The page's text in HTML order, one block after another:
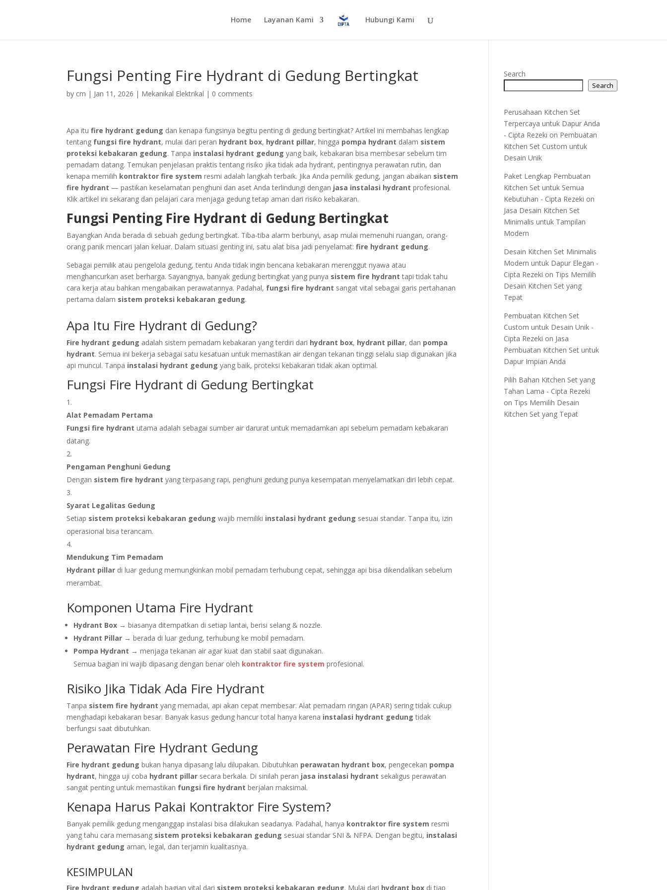
Home Layanan Kami Hubungi Kami
Fungsi Penting Fire Hydrant di Gedung Bertingkat
by crn | Jan 11, 2026 | Mekanikal Elektrikal | 0 comments
Apa itufire hydrant gedung dan kenapa fungsinya begitu penting di gedung bertingkat? Artikel ini membahas lengkap
tentang fungsi fire hydrant, mulai dari peran hydrant box, hydrant pillar, hingga pompa hydrant dalam sistem
proteksi kebakaran gedung. Tanpa instalasi hydrant gedung yang baik, kebakaran bisa membesar sebelum tim
pemadam datang. Temukan penjelasan praktis tentang risiko jika tidak ada hydrant, pentingnya perawatan rutin, dan
kenapa memilih kontraktor fire system resmi adalah langkah terbaik. Jika Anda pemilik gedung, jangan abaikan sistem
fire hydrant — pastikan keselamatan penghuni dan aset Anda terlindungi dengan jasa instalasi hydrant profesional.
Klik artikel ini sekarang dan pelajari cara menjaga gedung tetap aman dari risiko kebakaran.
Fungsi Penting Fire Hydrant di Gedung Bertingkat
Bayangkan Anda berada di sebuah gedung bertingkat. Tiba-tiba alarm berbunyi, asap mulai memenuhi ruangan, orang-
orang panik mencari jalan keluar. Dalam situasi genting ini, satu alat bisa jadi penyelamat:fire hydrant gedung.
Sebagai pemilik atau pengelola gedung, tentu Anda tidak ingin bencana kebakaran merenggut nyawa atau
menghancurkan aset berharga. Sayangnya, banyak gedung bertingkat yang punya sistem fire hydrant tapi tidak tahu
cara kerja atau bahkan mengabaikan perawatannya. Padahal, fungsi fire hydrant sangat vital sebagai garis pertahanan
pertama dalam sistem proteksi kebakaran gedung.
Apa Itu Fire Hydrant di Gedung?
Fire hydrant gedung adalah sistem pemadam kebakaran yang terdiri dari hydrant box, hydrant pillar, dan pompa
hydrant. Semua ini bekerja sebagai satu kesatuan untuk memastikan air dengan tekanan tinggi selalu siap digunakan jika
api muncul. Tanpa instalasi hydrant gedung yang baik, proteksi kebakaran tidak akan optimal.
Fungsi Fire Hydrant di Gedung Bertingkat
Alat Pemadam Pertama
Fungsi fire hydrant utama adalah sebagai sumber air darurat untuk memadamkan api sebelum pemadam kebakaran
datang.
Pengaman Penghuni Gedung
Dengan sistem fire hydrant yang terpasang rapi, penghuni gedung punya kesempatan menyelamatkan diri lebih cepat.
Syarat Legalitas Gedung
Setiap sistem proteksi kebakaran gedung wajib memiliki instalasi hydrant gedung sesuai standar. Tanpa itu, izin
operasional bisa terancam.
Mendukung Tim Pemadam
Hydrant pillar di luar gedung memungkinkan mobil pemadam terhubung cepat, sehingga api bisa dikendalikan sebelum
merambat.
Komponen Utama Fire Hydrant
Hydrant Box → biasanya ditempatkan di setiap lantai, berisi selang & nozzle.
Hydrant Pillar → berada di luar gedung, terhubung ke mobil pemadam.
Pompa Hydrant → menjaga tekanan air agar kuat dan stabil saat digunakan.
Semua bagian ini wajib dipasang dengan benar oleh kontraktor fire system profesional.
Risiko Jika Tidak Ada Fire Hydrant
Tanpa sistem fire hydrant yang memadai, api akan cepat membesar. Alat pemadam ringan (APAR) sering tidak cukup
menghadapi kebakaran besar. Banyak kasus gedung hancur total hanya karena instalasi hydrant gedung tidak
berfungsi saat dibutuhkan.
Perawatan Fire Hydrant Gedung
Fire hydrant gedung bukan hanya dipasang lalu dilupakan. Dibutuhkan perawatan hydrant box, pengecekan pompa
hydrant, hingga uji coba hydrant pillar secara berkala. Di sinilah peran jasa instalasi hydrant sekaligus perawatan
sangat penting untuk memastikan fungsi fire hydrant berjalan maksimal.
Kenapa Harus Pakai Kontraktor Fire System?
Banyak pemilik gedung menganggap instalasi bisa dilakukan seadanya. Padahal, hanya kontraktor fire system resmi
yang tahu cara memasang sistem proteksi kebakaran gedung sesuai standar SNI & NFPA. Dengan begitu, instalasi
hydrant gedung aman, legal, dan terjamin kualitasnya.
KESIMPULAN
Fire hydrant gedung adalah bagian vital dari sistem proteksi kebakaran gedung. Mulai dari hydrant box di tiap
Search
Search
Perusahaan Kitchen Set
Terpercaya untuk Dapur Anda
- Cipta Rezeki on Pembuatan
Kitchen Set Custom untuk
Desain Unik
Paket Lengkap Pembuatan
Kitchen Set untuk Semua
Kebutuhan - Cipta Rezeki on
Jasa Desain Kitchen Set
Minimalis untuk Tampilan
Modern
Desain Kitchen Set Minimalis
Modern untuk Dapur Elegan -
Cipta Rezeki on Tips Memilih
Desain Kitchen Set yang
Tepat
Pembuatan Kitchen Set
Custom untuk Desain Unik -
Cipta Rezeki on Jasa
Pembuatan Kitchen Set untuk
Dapur Impian Anda
Pilih Bahan Kitchen Set yang
Tahan Lama - Cipta Rezeki
on Tips Memilih Desain
Kitchen Set yang Tepat